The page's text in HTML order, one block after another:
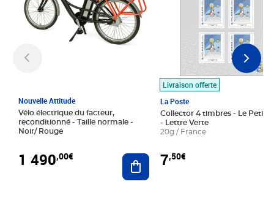
Nouvelle Attitude
Vélo électrique du facteur,
reconditionné - Taille normale -
Noir/ Rouge
1 490,00€ Ajouter au panier
Livraison offerte
La Poste
Collector 4 timbres - Le Petit
- Lettre Verte
20g / France
7,50€